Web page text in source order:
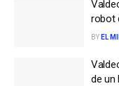
robot
BY EL
de un